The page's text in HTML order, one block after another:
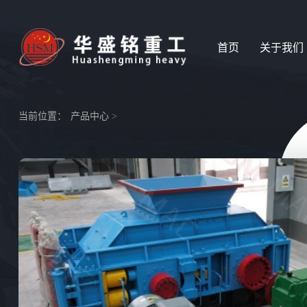
首页 关于我们
当前位置： 产品中心>